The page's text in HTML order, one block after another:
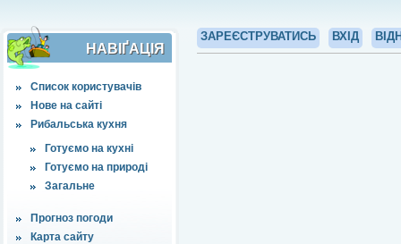
НАВІҐАЦІЯ
Список користувачів
Нове на сайті
Рибальська кухня
Готуємо на кухні
Готуємо на природі
Загальне
Прогноз погоди
Карта сайту
ЗАРЕЄСТРУВАТИСЬ ВХІД